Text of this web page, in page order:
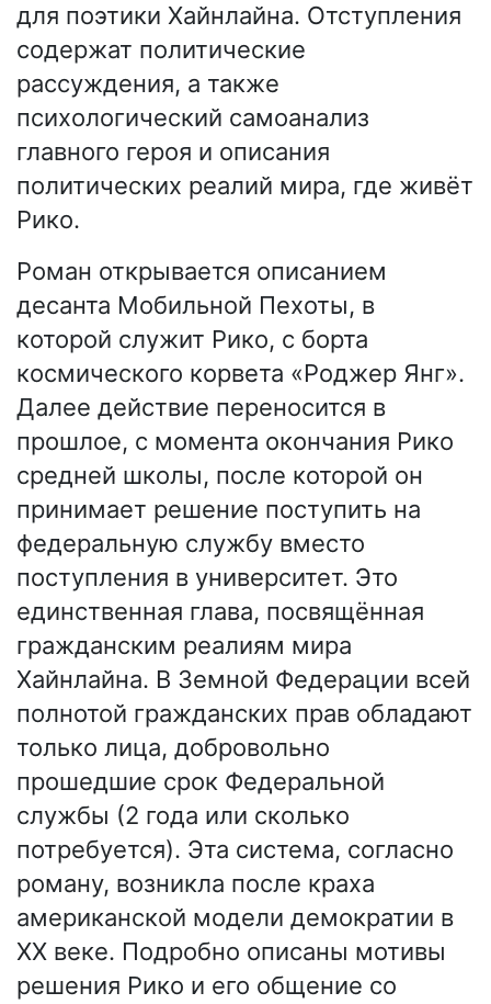
для поэтики Хайнлайна. Отступления
содержат политические
рассуждения, а также
психологический самоанализ
главного героя и описания
политических реалий мира, где живёт
Рико.
Роман открывается описанием
десанта Мобильной Пехоты, в
которой служит Рико, с борта
космического корвета «Роджер Янг».
Далее действие переносится в
прошлое, с момента окончания Рико
средней школы, после которой он
принимает решение поступить на
федеральную службу вместо
поступления в университет. Это
единственная глава, посвящённая
гражданским реалиям мира
Хайнлайна. В Земной Федерации всей
полнотой гражданских прав обладают
только лица, добровольно
прошедшие срок Федеральной
службы (2 года или сколько
потребуется). Эта система, согласно
роману, возникла после краха
американской модели демократии в
XX веке. Подробно описаны мотивы
решения Рико и его общение со